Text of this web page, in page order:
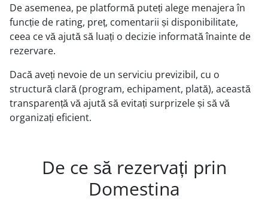
De asemenea, pe platformă puteți alege menajera în
funcție de rating, preț, comentarii și disponibilitate,
ceea ce vă ajută să luați o decizie informată înainte de
rezervare.
Dacă aveți nevoie de un serviciu previzibil, cu o
structură clară (program, echipament, plată), această
transparență vă ajută să evitați surprizele și să vă
organizați eficient.
De ce să rezervați prin
Domestina